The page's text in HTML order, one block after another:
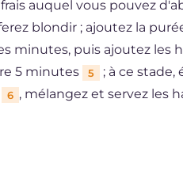
auquel vous pouvez
blondir ; ajoutez la
minutes, puis ajoutez les
5 minutes
5
; à ce stade,
6 , mélangez et servez les